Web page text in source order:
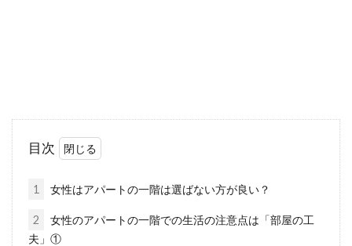
に！後悔ランキングから学ぶ
目次
1 女性はアパートの一階は選ばない方が良い？
2
女性のアパートの一階での生活の注意点は「部屋の工
夫」①